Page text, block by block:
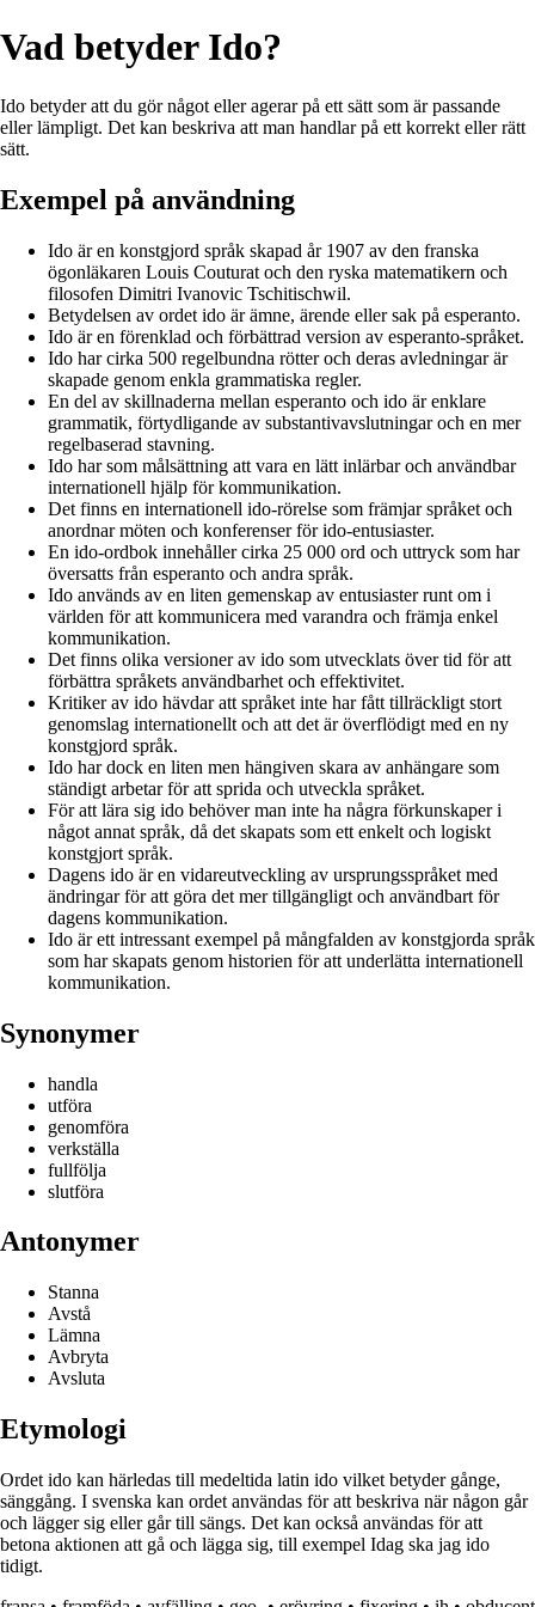
Vad betyder Ido?
Ido betyder att du gör något eller agerar på ett sätt som är passande
eller lämpligt. Det kan beskriva att man handlar på ett korrekt eller rätt
sätt.
Exempel på användning
Ido är en konstgjord språk skapad år 1907 av den franska
ögonläkaren Louis Couturat och den ryska matematikern och
filosofen Dimitri Ivanovic Tschitischwil.
Betydelsen av ordet ido är ämne, ärende eller sak på esperanto.
Ido är en förenklad och förbättrad version av esperanto-språket.
Ido har cirka 500 regelbundna rötter och deras avledningar är
skapade genom enkla grammatiska regler.
En del av skillnaderna mellan esperanto och ido är enklare
grammatik, förtydligande av substantivavslutningar och en mer
regelbaserad stavning.
Ido har som målsättning att vara en lätt inlärbar och användbar
internationell hjälp för kommunikation.
Det finns en internationell ido-rörelse som främjar språket och
anordnar möten och konferenser för ido-entusiaster.
En ido-ordbok innehåller cirka 25 000 ord och uttryck som har
översatts från esperanto och andra språk.
Ido används av en liten gemenskap av entusiaster runt om i
världen för att kommunicera med varandra och främja enkel
kommunikation.
Det finns olika versioner av ido som utvecklats över tid för att
förbättra språkets användbarhet och effektivitet.
Kritiker av ido hävdar att språket inte har fått tillräckligt stort
genomslag internationellt och att det är överflödigt med en ny
konstgjord språk.
Ido har dock en liten men hängiven skara av anhängare som
ständigt arbetar för att sprida och utveckla språket.
För att lära sig ido behöver man inte ha några förkunskaper i
något annat språk, då det skapats som ett enkelt och logiskt
konstgjort språk.
Dagens ido är en vidareutveckling av ursprungsspråket med
ändringar för att göra det mer tillgängligt och användbart för
dagens kommunikation.
Ido är ett intressant exempel på mångfalden av konstgjorda språk
som har skapats genom historien för att underlätta internationell
kommunikation.
Synonymer
handla
utföra
genomföra
verkställa
fullfölja
slutföra
Antonymer
Stanna
Avstå
Lämna
Avbryta
Avsluta
Etymologi
Ordet ido kan härledas till medeltida latin ido vilket betyder gånge,
sänggång. I svenska kan ordet användas för att beskriva när någon går
och lägger sig eller går till sängs. Det kan också användas för att
betona aktionen att gå och lägga sig, till exempel Idag ska jag ido
tidigt.